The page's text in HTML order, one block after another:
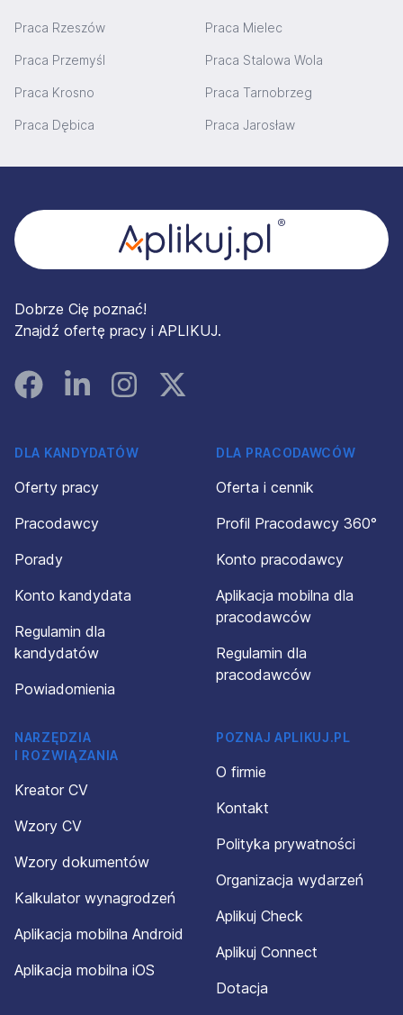
Praca Rzeszów Praca Mielec
Praca Przemyśl Praca Stalowa Wola
Praca Krosno Praca Tarnobrzeg
Praca Dębica Praca Jarosław
Dobrze Cię poznać!
Znajdź ofertę pracy i APLIKUJ.
FacebookLinked InInstagramInstagram
DLA KANDYDATÓW
Oferty pracy
Pracodawcy
Porady
Konto kandydata
Regulamin dla
kandydatów
Powiadomienia
DLA PRACODAWCÓW
Oferta i cennik
Profil Pracodawcy 360°
Konto pracodawcy
Aplikacja mobilna dla
pracodawców
Regulamin dla
pracodawców
NARZĘDZIA
I ROZWIĄZANIA
Kreator CV
Wzory CV
Wzory dokumentów
Kalkulator wynagrodzeń
Aplikacja mobilna Android
Aplikacja mobilna iOS
POZNAJ APLIKUJ.PL
O firmie
Kontakt
Polityka prywatności
Organizacja wydarzeń
Aplikuj Check
Aplikuj Connect
Dotacja